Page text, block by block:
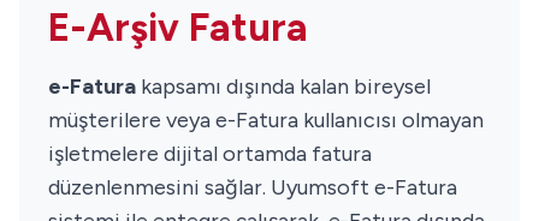
E-Arşiv Fatura
e-Fatura kapsamı dışında kalan bireysel
müşterilere veya e-Fatura kullanıcısı olmayan
işletmelere dijital ortamda fatura
düzenlenmesini sağlar. Uyumsoft e-Fatura